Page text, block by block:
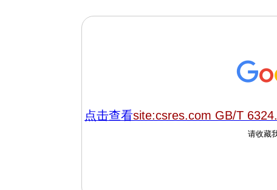
点击查看site:csres.com GB/T
请收藏